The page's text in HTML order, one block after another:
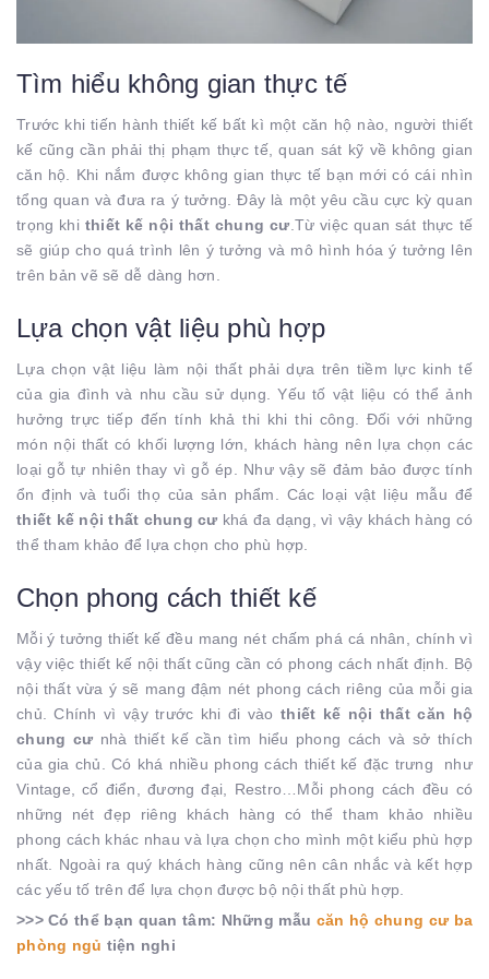
Tìm hiểu không gian thực tế
Trước khi tiến hành thiết kế bất kì một căn hộ nào, người thiết
kế cũng cần phải thị phạm thực tế, quan sát kỹ về không gian
căn hộ. Khi nắm được không gian thực tế bạn mới có cái nhìn
tổng quan và đưa ra ý tưởng. Đây là một yêu cầu cực kỳ quan
trọng khi thiết kế nội thất chung cư .Từ việc quan sát thực tế
sẽ giúp cho quá trình lên ý tưởng và mô hình hóa ý tưởng lên
trên bản vẽ sẽ dễ dàng hơn.
Lựa chọn vật liệu phù hợp
Lựa chọn vật liệu làm nội thất phải dựa trên tiềm lực kinh tế
của gia đình và nhu cầu sử dụng. Yếu tố vật liệu có thể ảnh
hưởng trực tiếp đến tính khả thi khi thi công. Đối với những
món nội thất có khối lượng lớn, khách hàng nên lựa chọn các
loại gỗ tự nhiên thay vì gỗ ép. Như vậy sẽ đảm bảo được tính
ổn định và tuổi thọ của sản phẩm. Các loại vật liệu mẫu để
thiết kế nội thất chung cư khá đa dạng, vì vậy khách hàng có
thể tham khảo để lựa chọn cho phù hợp.
Chọn phong cách thiết kế
Mỗi ý tưởng thiết kế đều mang nét chấm phá cá nhân, chính vì
vậy việc thiết kế nội thất cũng cần có phong cách nhất định. Bộ
nội thất vừa ý sẽ mang đậm nét phong cách riêng của mỗi gia
chủ. Chính vì vậy trước khi đi vàothiết kế nội thất căn hộ
chung cư nhà thiết kế cần tìm hiểu phong cách và sở thích
của gia chủ. Có khá nhiều phong cách thiết kế đặc trưng như
Vintage, cổ điển, đương đại, Restro…Mỗi phong cách đều có
những nét đẹp riêng khách hàng có thể tham khảo nhiều
phong cách khác nhau và lựa chọn cho mình một kiểu phù hợp
nhất. Ngoài ra quý khách hàng cũng nên cân nhắc và kết hợp
các yếu tố trên để lựa chọn được bộ nội thất phù hợp.
>>> Có thể bạn quan tâm: Những mẫu căn hộ chung cư ba
phòng ngủ tiện nghi